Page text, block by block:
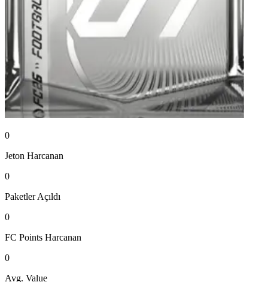
0
Jeton Harcanan
0
Paketler Açıldı
0
FC Points Harcanan
0
Avg. Value